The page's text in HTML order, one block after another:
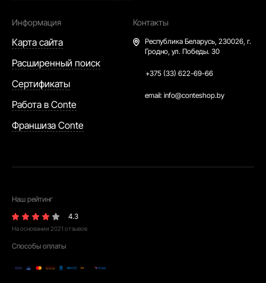
Информация
Карта сайта
Расширенный поиск
Сертификаты
Работа в Conte
Франшиза Conte
Контакты
Республика Беларусь, 230026, г.
Гродно, ул. Победы. 30
+375 (33) 622-69-66
email: info@conteshop.by
Наш рейтинг
4.3
На основании 2021 отзывов
Способы оплаты